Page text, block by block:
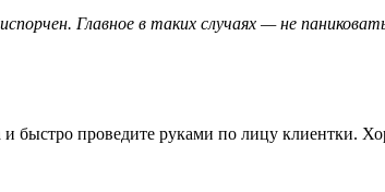
Главное в таких случаях — не
быстро проведите руками по лицу клиентки.